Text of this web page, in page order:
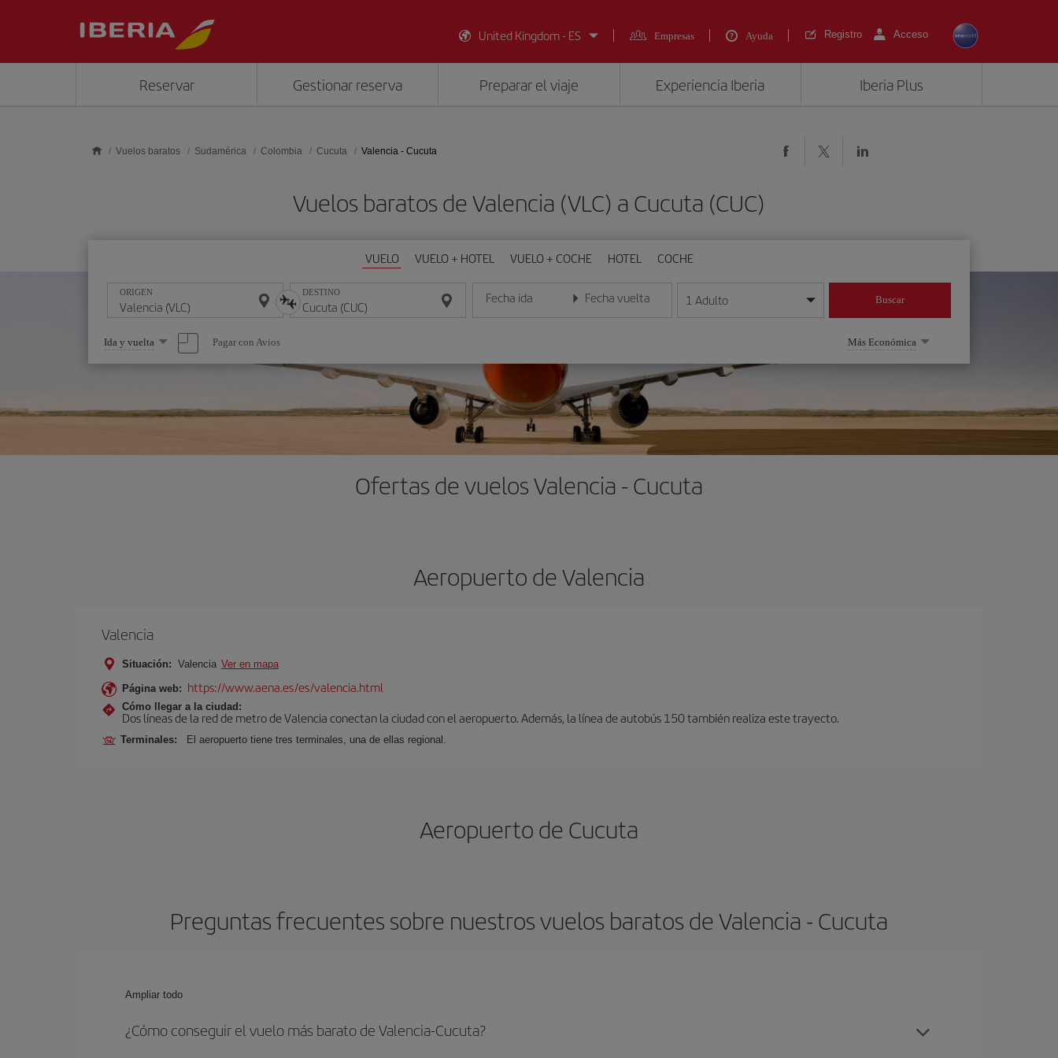
United Kingdom - ES
Empresas Ayuda Registro Acceso
Reservar Gestionar reserva Preparar el viaje Experiencia Iberia Iberia Plus
Vuelos baratos Sudamérica Colombia Cucuta Valencia - Cucuta
Vuelos baratos de Valencia (VLC) a Cucuta (CUC)
VUELO VUELO + HOTEL VUELO + COCHE HOTEL COCHE
ORIGEN DESTINO Fecha ida
Introduce la fecha en formato día/mes/año
Fecha vuelta
Introduce la fecha en formato día/mes/año
1 Adulto Buscar
Seleccione
una
opción
Ida y vuelta Pagar con Avios Más Económica
Ofertas de vuelos Valencia - Cucuta
Aeropuerto de Valencia
Valencia
Situación: Valencia Ver en mapa
Página web: https://www.aena.es/es/valencia.html
Cómo llegar a la ciudad:
Dos líneas de la red de metro de Valencia conectan la ciudad con el aeropuerto. Además, la línea de autobús 150 también realiza este trayecto.
Terminales: El aeropuerto tiene tres terminales, una de ellas regional.
Aeropuerto de Cucuta
Preguntas frecuentes sobre nuestros vuelos baratos de Valencia - Cucuta
Ampliar todo
¿Cómo conseguir el vuelo más barato de Valencia-Cucuta?